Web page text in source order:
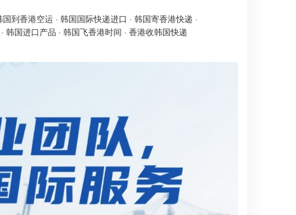
国到香港空运 · 韩国国际快递进口 · 韩国寄香港快递 ·
· 韩国进口产品 · 韩国飞香港时间 · 香港收韩国快递